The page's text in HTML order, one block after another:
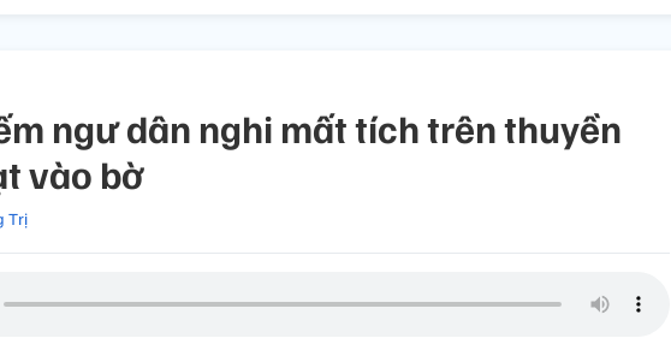
ngư dân nghi mất tích trên thuyền
vào bờ
Trị